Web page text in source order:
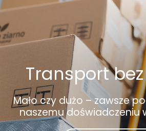
Transport
Mało czy dużo – zawsze
naszemu doświadczeniu